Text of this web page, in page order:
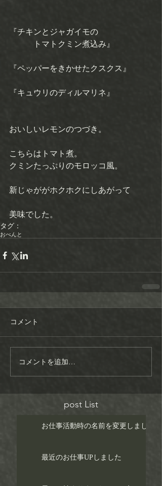
『チキンとジャガイモの
トマトクミン煮込み』
『ペッパーをきかせたクスクス』
『キュウリのディルマリネ』
おいしいレモンのつづき。
こちらはトマト煮。
クミンたっぷりのモロッコ風。
新じゃががホクホクにしあがって
美味でした。
タグ：
おべんと
コメント
コメントを追加…
post List
お仕事活動時の名前を変更しました！
最近のお仕事UPしました